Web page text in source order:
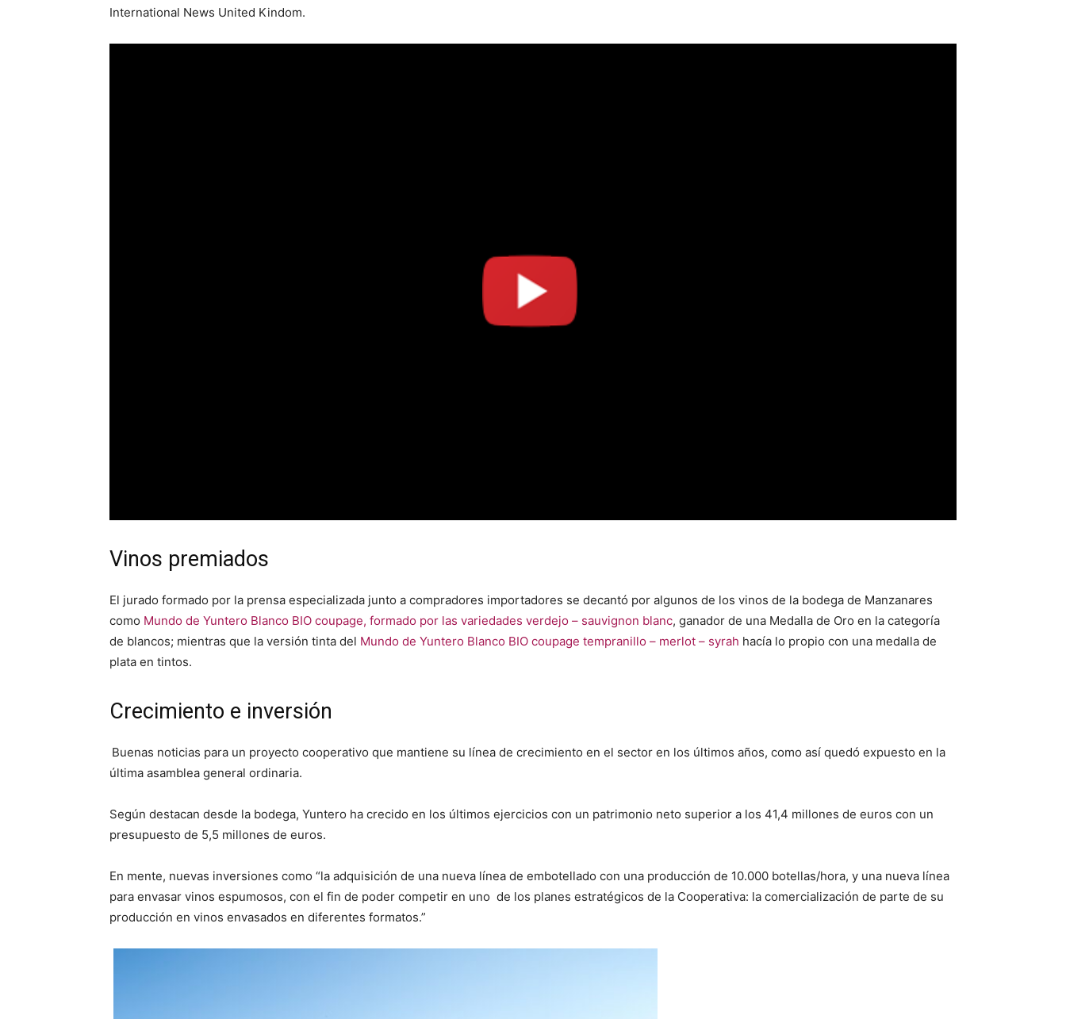
International News United Kindom.
Vinos premiados
El jurado formado por la prensa especializada junto a compradores importadores se decantó por algunos de los vinos de la bodega de Manzanares
como Mundo de Yuntero Blanco BIO coupage, formado por las variedades verdejo – sauvignon blanc, ganador de una Medalla de Oro en la categoría
de blancos; mientras que la versión tinta del Mundo de Yuntero Blanco BIO coupage tempranillo – merlot – syrah hacía lo propio con una medalla de
plata en tintos.
Crecimiento e inversión
Buenas noticias para un proyecto cooperativo que mantiene su línea de crecimiento en el sector en los últimos años, como así quedó expuesto en la
última asamblea general ordinaria.
Según destacan desde la bodega, Yuntero ha crecido en los últimos ejercicios con un patrimonio neto superior a los 41,4 millones de euros con un
presupuesto de 5,5 millones de euros.
En mente, nuevas inversiones como “la adquisición de una nueva línea de embotellado con una producción de 10.000 botellas/hora, y una nueva línea
para envasar vinos espumosos, con el fin de poder competir en uno de los planes estratégicos de la Cooperativa: la comercialización de parte de su
producción en vinos envasados en diferentes formatos.”